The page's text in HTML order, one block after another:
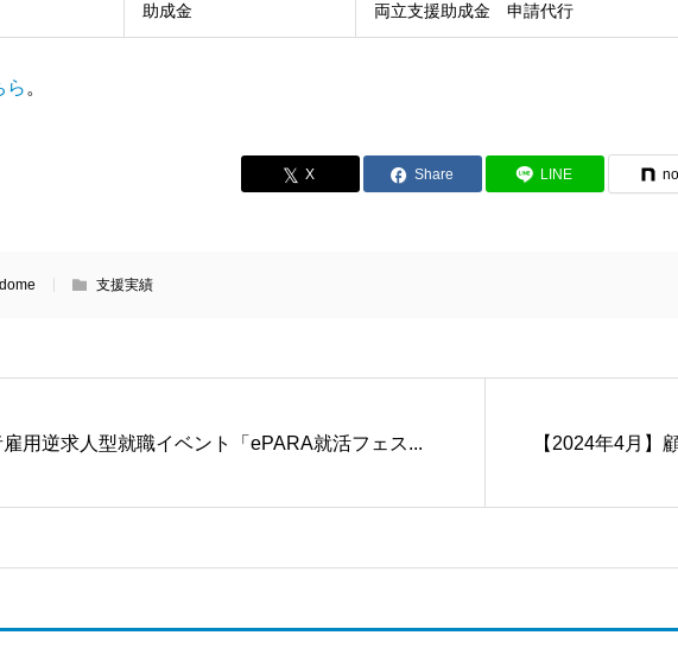
助成金 両立支援助成金 申請代行
ら 。
Share LINE
支援実績
雇用逆求人型就職イベント「ePARA就活フェス... 【2024年4月】